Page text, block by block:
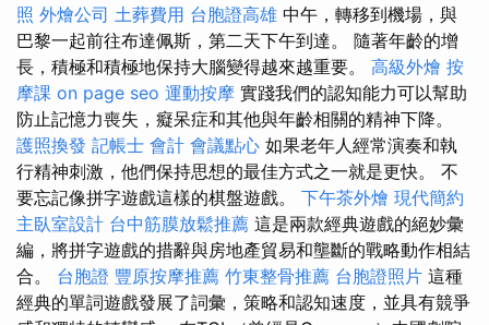
照 外燴公司 土葬費用 台胞證高雄 中午，轉移到機場，與
巴黎一起前往布達佩斯，第二天下午到達。 隨著年齡的增
長，積極和積極地保持大腦變得越來越重要。 高級外燴 按
摩課 on page seo 運動按摩 實踐我們的認知能力可以幫助
防止記憶力喪失，癡呆症和其他與年齡相關的精神下降。
護照換發 記帳士 會計 會議點心 如果老年人經常演奏和執
行精神刺激，他們保持思想的最佳方式之一就是更快。 不
要忘記像拼字遊戲這樣的棋盤遊戲。 下午茶外燴 現代簡約
主臥室設計 台中筋膜放鬆推薦 這是兩款經典遊戲的絕妙彙
編，將拼字遊戲的措辭與房地產貿易和壟斷的戰略動作相結
合。 台胞證 豐原按摩推薦 竹東整骨推薦 台胞證照片 這種
經典的單詞遊戲發展了詞彙，策略和認知速度，並具有競爭